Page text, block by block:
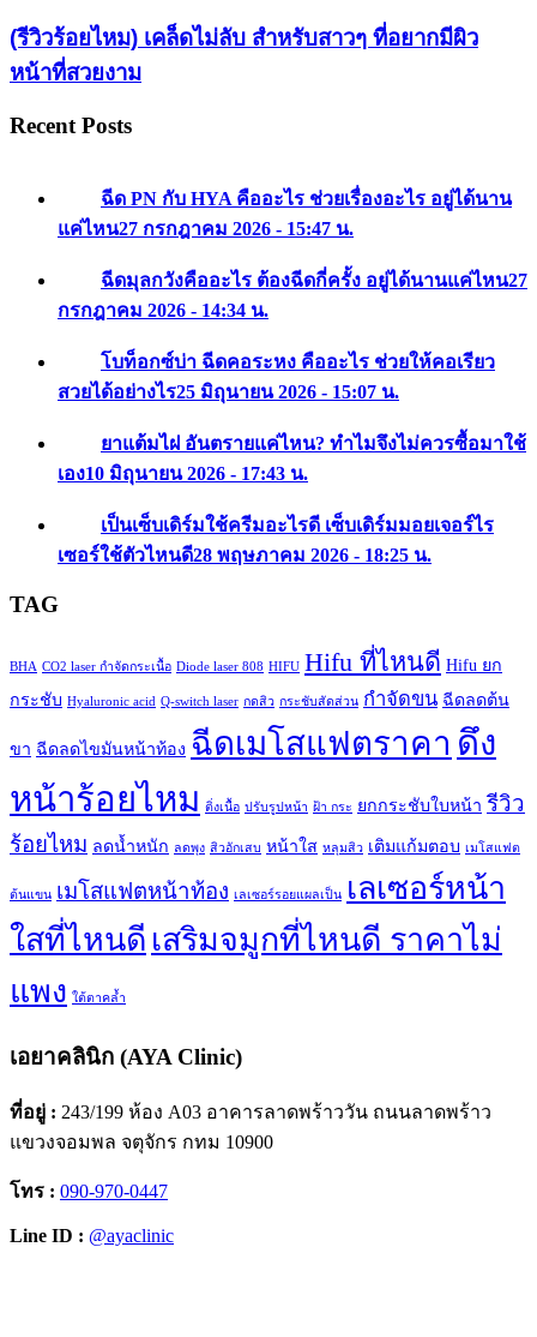
(รีวิวร้อยไหม) เคล็ดไม่ลับ สำหรับสาวๆ ที่อยากมีผิว
หน้าที่สวยงาม
Recent Posts
ฉีด PN กับ HYA คืออะไร ช่วยเรื่องอะไร อยู่ได้นาน
แค่ไหน27 กรกฎาคม 2026 - 15:47 น.
ฉีดมุลกวังคืออะไร ต้องฉีดกี่ครั้ง อยู่ได้นานแค่ไหน27
กรกฎาคม 2026 - 14:34 น.
โบท็อกซ์บ่า ฉีดคอระหง คืออะไร ช่วยให้คอเรียว
สวยได้อย่างไร25 มิถุนายน 2026 - 15:07 น.
ยาแต้มไฝ อันตรายแค่ไหน? ทำไมจึงไม่ควรซื้อมาใช้
เอง10 มิถุนายน 2026 - 17:43 น.
เป็นเซ็บเดิร์มใช้ครีมอะไรดี เซ็บเดิร์มมอยเจอร์ไร
เซอร์ใช้ตัวไหนดี28 พฤษภาคม 2026 - 18:25 น.
TAG
BHA CO2 laser กำจัดกระเนื้อ Diode laser 808 HIFU Hifu ที่ไหนดี Hifu ยก
กระชับ Hyaluronic acid Q-switch laser กดสิว กระชับสัดส่วน กำจัดขน ฉีดลดต้น
ขา ฉีดลดไขมันหน้าท้อง ฉีดเมโสแฟตราคา ดึง
หน้าร้อยไหม ติ่งเนื้อ ปรับรูปหน้า ฝ้า กระ ยกกระชับใบหน้า รีวิว
ร้อยไหม ลดน้ำหนัก ลดพุง สิวอักเสบ หน้าใส หลุมสิว เติมแก้มตอบ เมโสแฟต
ต้นแขน เมโสแฟตหน้าท้อง เลเซอร์รอยแผลเป็น เลเซอร์หน้า
ใสที่ไหนดี เสริมจมูกที่ไหนดี ราคาไม่
แพง ใต้ตาคล้ำ
เอยาคลินิก (AYA Clinic)
ที่อยู่ : 243/199 ห้อง A03 อาคารลาดพร้าววัน ถนนลาดพร้าว
แขวงจอมพล จตุจักร กทม 10900
โทร : 090-970-0447
Line ID : @ayaclinic